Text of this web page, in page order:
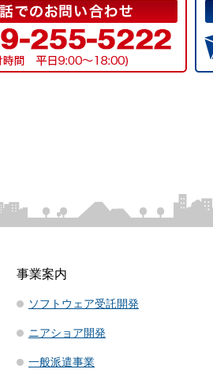
事業案内
ソフトウェア受託開発
ニアショア開発
一般派遣事業